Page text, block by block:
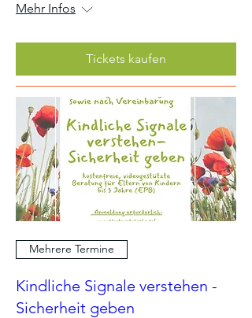
Mehr Infos
Tickets kaufen
Mehrere Termine
Kindliche Signale verstehen -
Sicherheit geben